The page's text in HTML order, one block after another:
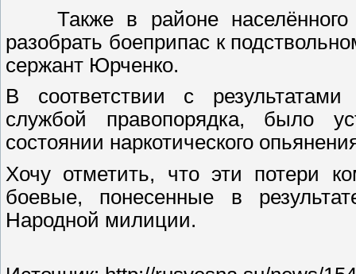
Также в районе населённого
разобрать боеприпас к
сержант Юрченко.
В соответствии с результатами
службой правопорядка, было
состоянии наркотического
Хочу отметить, что эти потери
боевые, понесенные в
Народной милиции.